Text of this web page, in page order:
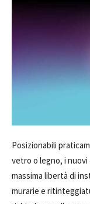
Posizionabili
vetro o legno, i nuovi
massima libertà di
murarie e